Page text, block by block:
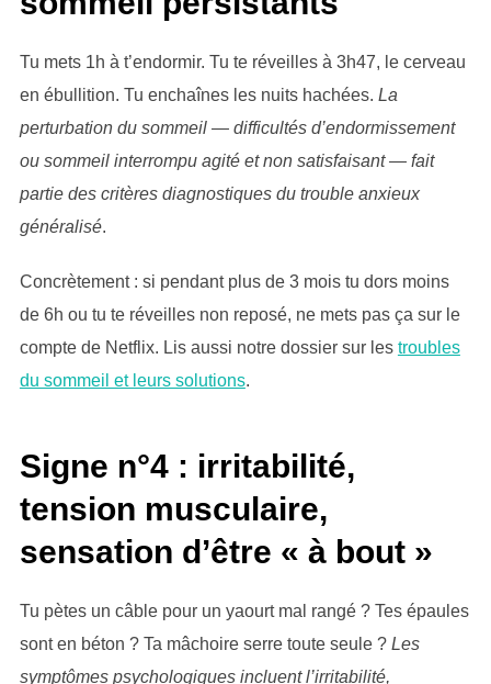
Tu mets 1h à t’endormir. Tu te réveilles à 3h47, le cerveau
en ébullition. Tu enchaînes les nuits hachées. La
perturbation du sommeil — difficultés d’endormissement
ou sommeil interrompu agité et non satisfaisant — fait
partie des critères diagnostiques du trouble anxieux
généralisé.
Concrètement : si pendant plus de 3 mois tu dors moins
de 6h ou tu te réveilles non reposé, ne mets pas ça sur le
compte de Netflix. Lis aussi notre dossier sur les troubles
du sommeil et leurs solutions.
Signe n°4 : irritabilité,
tension musculaire,
sensation d’être « à bout »
Tu pètes un câble pour un yaourt mal rangé ? Tes épaules
sont en béton ? Ta mâchoire serre toute seule ? Les
symptômes psychologiques incluent l’irritabilité,